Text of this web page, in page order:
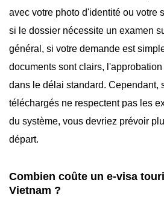
avec votre photo d'identité ou votre
si le dossier nécessite un examen
général, si votre demande est
documents sont clairs,
dans le délai standard. Cependant,
téléchargés ne respectent pas les
du système, vous devriez prévoir
départ.
Combien coûte un e-visa
Vietnam ?